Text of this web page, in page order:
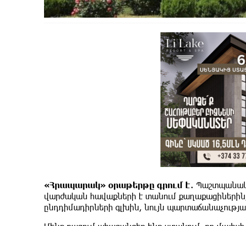
«Հրապարակ» օրաթերթը գրում է․
վարժական հավաքների է տանում
ընդդիմադիրների գլխին, նույն